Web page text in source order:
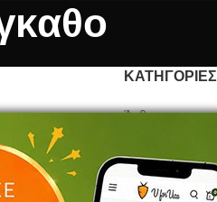
ΚΑΤΗΓΟΡΊΕΣ
Άρθρα
Προτείνουμε
Συνταγές
Τροφή